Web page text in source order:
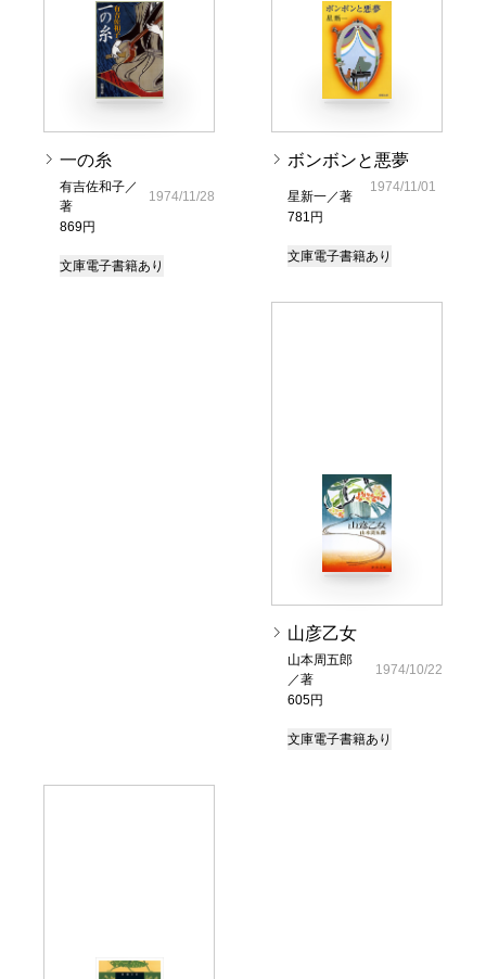
一の糸
有吉佐和子／
著
869円
1974/11/28
文庫電子書籍あり
ボンボンと悪夢
星新一／著
781円
1974/11/01
文庫電子書籍あり
山彦乙女
山本周五郎
／著
605円
1974/10/22
文庫電子書籍あり